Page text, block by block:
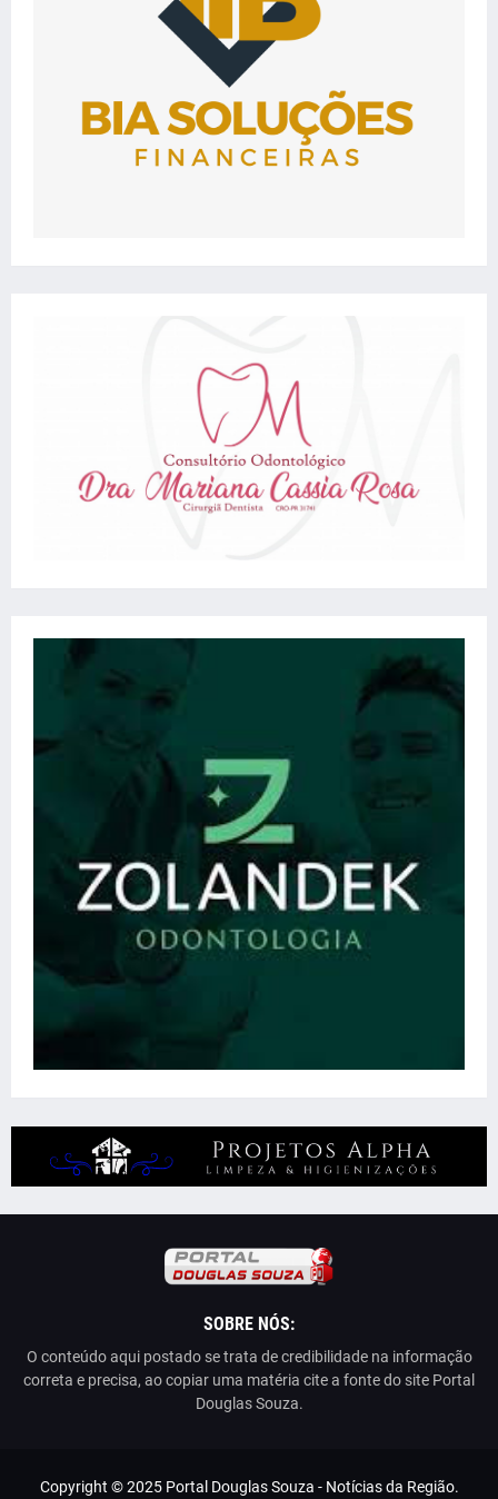
SOBRE NÓS:
O conteúdo aqui postado se trata de credibilidade na informação
correta e precisa, ao copiar uma matéria cite a fonte do site Portal
Douglas Souza.
Copyright © 2025 Portal Douglas Souza - Notícias da Região.